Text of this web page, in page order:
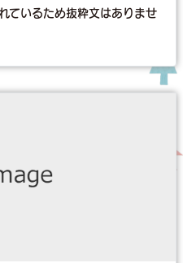
ているため抜粋文はありませ